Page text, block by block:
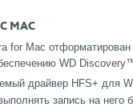
MAC
for Mac
WD
драйвер HFS+ для
запись на него